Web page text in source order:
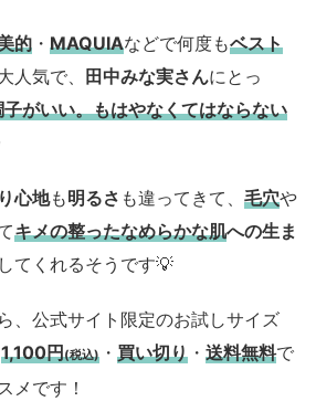
的 ・ MAQUIAなどで何度もベスト
人気で、 田中みな実さんにとっ
がいい。もはやなくてはならない
心地も明るさ も違ってきて、 毛穴や
キメの整ったなめらかな肌への生ま
してくれるそうです💡
、公式サイト限定のお試しサイズ
1,100円(税込) ・ 買い切り ・ 送料無料で
メです！